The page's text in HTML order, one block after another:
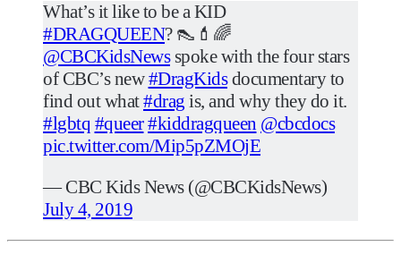
What’s it like to be a KID
#DRAGQUEEN? 👠💄🌈
@CBCKidsNewsspoke with the four stars
of CBC’s new#DragKidsdocumentary to
find out what#drag is, and why they do it.
#lgbtq #queer#kiddragqueen @cbcdocs
pic.twitter.com/Mip5pZMOjE
— CBC Kids News (@CBCKidsNews)
July 4, 2019